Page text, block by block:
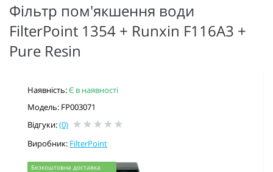
Фільтр пом'якшення води
FilterPoint 1354 + Runxin F116A3 +
Pure Resin
Наявність:Є в наявності
Модель: FP003071
Відгуки:(0)
Виробник: FilterPoint
Безкоштовна доставка